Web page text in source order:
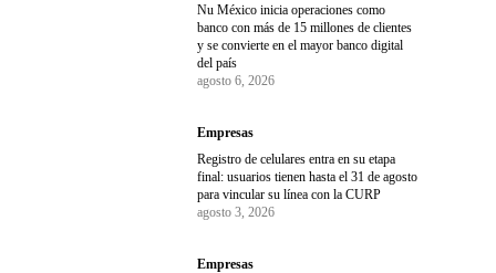
Nu México inicia operaciones como
banco con más de 15 millones de clientes
y se convierte en el mayor banco digital
del país
agosto 6, 2026
Empresas
Registro de celulares entra en su etapa
final: usuarios tienen hasta el 31 de agosto
para vincular su línea con la CURP
agosto 3, 2026
Empresas